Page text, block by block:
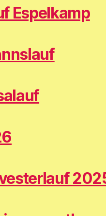
Espelkamp